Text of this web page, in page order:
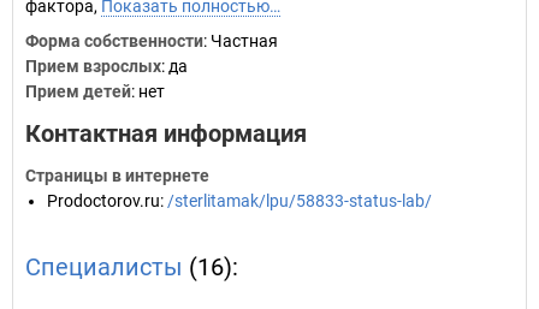
фактора, Показать полностью…
Форма собственности: Частная
Прием взрослых: да
Прием детей: нет
Контактная информация
Страницы в интернете
Prodoctorov.ru: /sterlitamak/lpu/58833-status-lab/
Специалисты (16):